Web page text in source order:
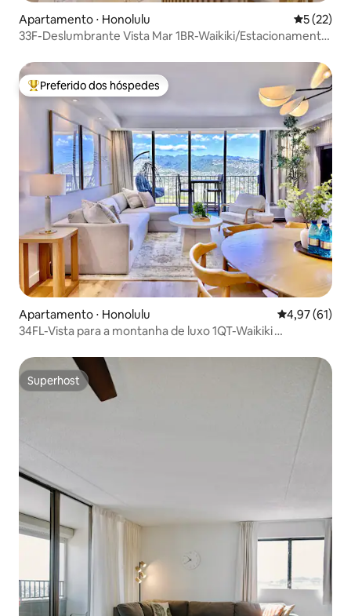
Apartamento ⋅ Honolulu 5 de uma
5 (22)
33F-Deslumbrante Vista Mar 1BR-Waikiki/Estacionamento
Entre os melhores preferidos dos hóspedes
Preferido dos hóspedes
Apartamento ⋅ Honolulu 4,97 de uma
4,97 (61)
34FL-Vista para a montanha de luxo 1QT-Waikiki
Superhost
Superhost